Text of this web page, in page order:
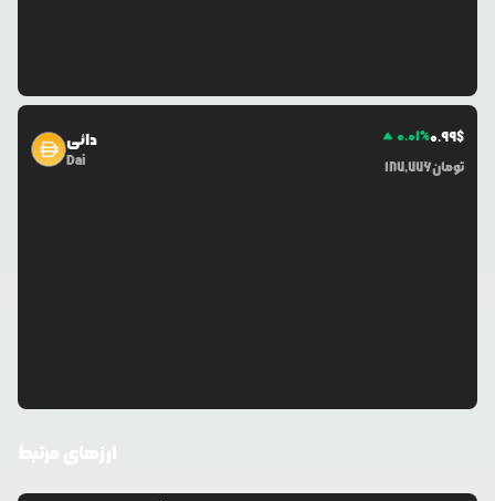
دائی
Dai
0.01%0.99$
187,776تومان